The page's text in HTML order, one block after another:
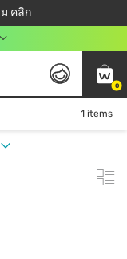
คลิก
10%! 🎉
฿
ง?
0
1 items